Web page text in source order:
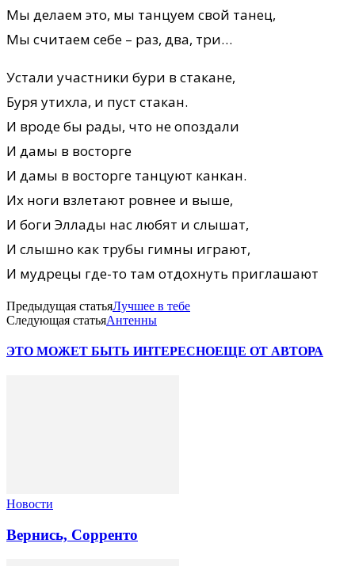
Мы делаем это, мы танцуем свой танец,
Мы считаем себе – раз, два, три…
Устали участники бури в стакане,
Буря утихла, и пуст стакан.
И вроде бы рады, что не опоздали
И дамы в восторге
И дамы в восторге танцуют канкан.
Их ноги взлетают ровнее и выше,
И боги Эллады нас любят и слышат,
И слышно как трубы гимны играют,
И мудрецы где-то там отдохнуть приглашают
Предыдущая статьяЛучшее в тебе
Следующая статьяАнтенны
ЭТО МОЖЕТ БЫТЬ ИНТЕРЕСНОЕЩЕ ОТ АВТОРА
Новости
Вернись, Сорренто